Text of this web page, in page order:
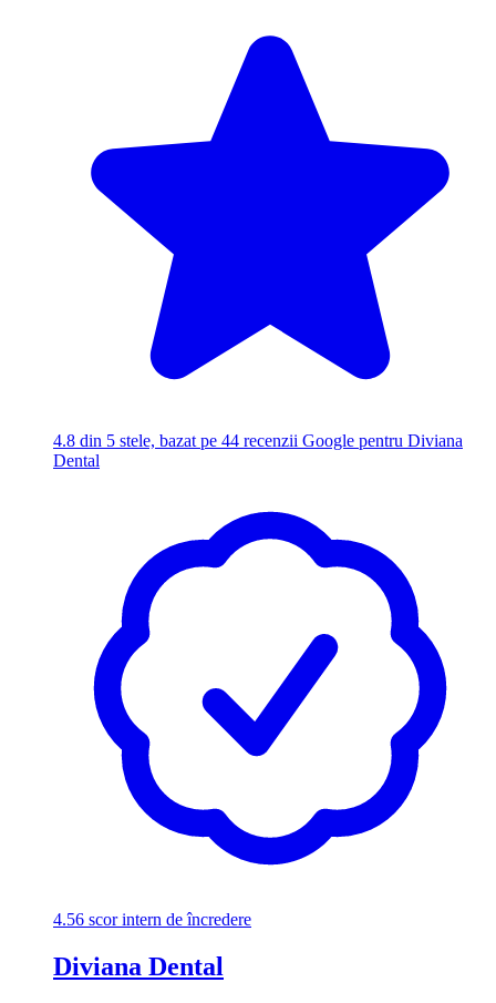
4.8 din 5 stele, bazat pe 44 recenzii Google pentru Diviana
Dental
4.56 scor intern de încredere
Diviana Dental